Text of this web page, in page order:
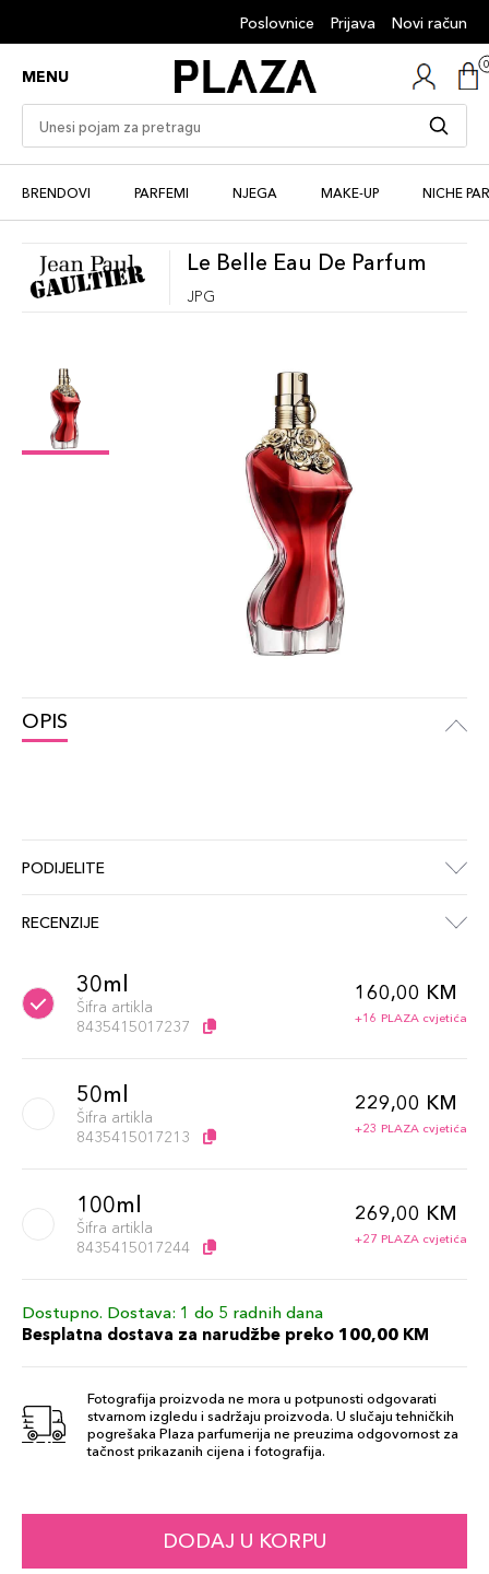
Poslovnice Prijava Novi račun
MENU
BRENDOVI PARFEMI NJEGA MAKE-UP NICHE
Le Belle Eau De Parfum
JPG
OPIS
PODIJELITE
RECENZIJE
30ml
Šifra artikla
8435415017237
160,00 KM
+16 PLAZA cvjetića
50ml
Šifra artikla
8435415017213
229,00 KM
+23 PLAZA cvjetića
100ml
Šifra artikla
8435415017244
269,00 KM
+27 PLAZA cvjetića
Dostupno. Dostava: 1 do 5 radnih dana
Besplatna dostava za narudžbe preko 100,00 KM
Fotografija proizvoda ne mora u potpunosti odgovarati
stvarnom izgledu i sadržaju proizvoda. U slučaju tehničkih
pogrešaka Plaza parfumerija ne preuzima odgovornost za
tačnost prikazanih cijena i fotografija.
DODAJ U KORPU